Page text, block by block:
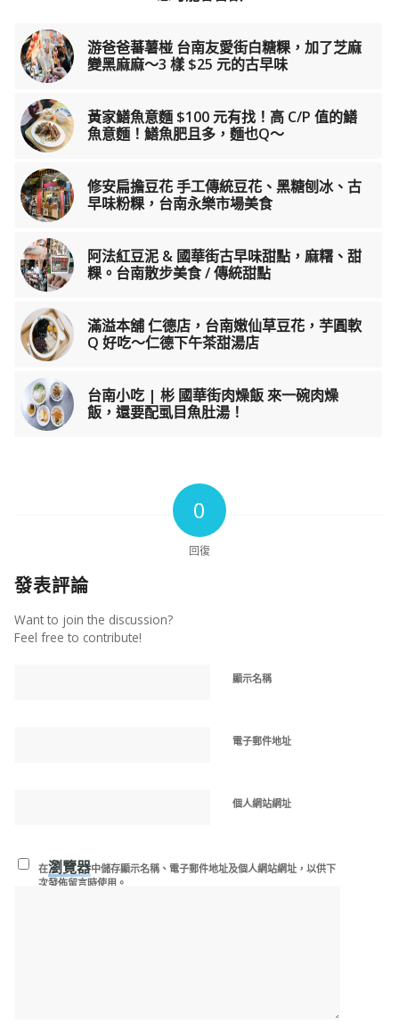
游爸爸蕃薯椪 台南友愛街白糖粿，加了芝麻
變黑麻麻～3 樣 $25 元的古早味
黃家鱔魚意麵 $100 元有找！高 C/P 值的鱔
魚意麵！鱔魚肥且多，麵也Q～
修安扁擔豆花 手工傳統豆花、黑糖刨冰、古
早味粉粿，台南永樂市場美食
阿法紅豆泥 & 國華街古早味甜點，麻糬、甜
粿。台南散步美食 / 傳統甜點
滿溢本舖 仁德店，台南嫩仙草豆花，芋圓軟
Q 好吃～仁德下午茶甜湯店
台南小吃 | 彬 國華街肉燥飯 來一碗肉燥
飯，還要配虱目魚肚湯！
0
回復
發表評論
Want to join the discussion?
Feel free to contribute!
顯示名稱
電子郵件地址
個人網站網址
在瀏覽器中儲存顯示名稱、電子郵件地址及個人網站網址，以供下
次發佈留言時使用。